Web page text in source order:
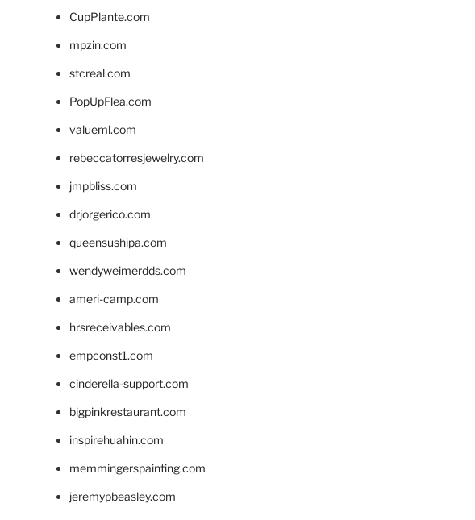
CupPlante.com
mpzin.com
stcreal.com
PopUpFlea.com
valueml.com
rebeccatorresjewelry.com
jmpbliss.com
drjorgerico.com
queensushipa.com
wendyweimerdds.com
ameri-camp.com
hrsreceivables.com
empconst1.com
cinderella-support.com
bigpinkrestaurant.com
inspirehuahin.com
memmingerspainting.com
jeremypbeasley.com